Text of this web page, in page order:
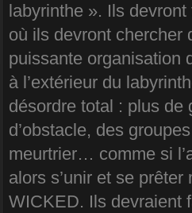
labyrinthe ». Ils
où ils devront chercher
puissante organisation
à l’extérieur du
désordre total : plus de
d’obstacle, des
meurtrier… comme si
alors s’unir et se
WICKED. Ils devraient